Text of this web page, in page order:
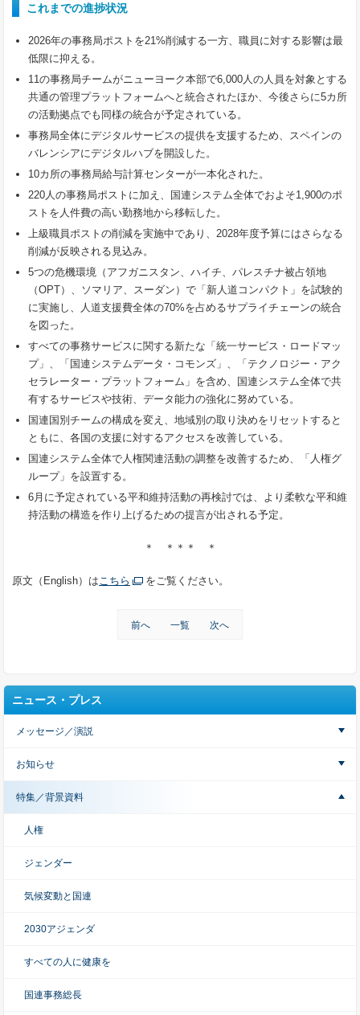
これまでの進捗状況
2026年の事務局ポストを21%削減する一方、職員に対する影響は最
低限に抑える。
11の事務局チームがニューヨーク本部で6,000人の人員を対象とする
共通の管理プラットフォームへと統合されたほか、今後さらに5カ所
の活動拠点でも同様の統合が予定されている。
事務局全体にデジタルサービスの提供を支援するため、スペインの
バレンシアにデジタルハブを開設した。
10カ所の事務局給与計算センターが一本化された。
220人の事務局ポストに加え、国連システム全体でおよそ1,900のポ
ストを人件費の高い勤務地から移転した。
上級職員ポストの削減を実施中であり、2028年度予算にはさらなる
削減が反映される見込み。
5つの危機環境（アフガニスタン、ハイチ、パレスチナ被占領地
（OPT）、ソマリア、スーダン）で「新人道コンパクト」を試験的
に実施し、人道支援費全体の70%を占めるサプライチェーンの統合
を図った。
すべての事務サービスに関する新たな「統一サービス・ロードマッ
プ」、「国連システムデータ・コモンズ」、「テクノロジー・アク
セラレーター・プラットフォーム」を含め、国連システム全体で共
有するサービスや技術、データ能力の強化に努めている。
国連国別チームの構成を変え、地域別の取り決めをリセットすると
ともに、各国の支援に対するアクセスを改善している。
国連システム全体で人権関連活動の調整を改善するため、「人権グ
ループ」を設置する。
6月に予定されている平和維持活動の再検討では、より柔軟な平和維
持活動の構造を作り上げるための提言が出される予定。
＊ ＊＊＊ ＊
原文（English）はこちら をご覧ください。
前へ 一覧 次へ
ニュース・プレス
メッセージ／演説
お知らせ
特集／背景資料
人権
ジェンダー
気候変動と国連
2030アジェンダ
すべての人に健康を
国連事務総長